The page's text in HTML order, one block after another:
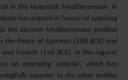
in the Hellenistic Mediterranean. In
has argued in favour of applying
the Eastern Mediterranean political
the Peace of Apamea (188 BCE) and
Corinth (146 BCE). In this regard,
an emerging 'unipole', which has
superior to the other entities